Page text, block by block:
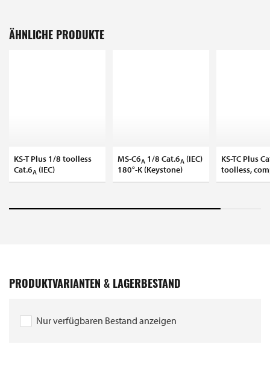
ÄHNLICHE PRODUKTE
KS-T Plus 1/8 toolless
Cat.6A (IEC)
MS-C6A 1/8 Cat.6A (IEC)
180°-K (Keystone)
KS-TC Plus
toolless,
PRODUKTVARIANTEN & LAGERBESTAND
Nur verfügbaren Bestand anzeigen